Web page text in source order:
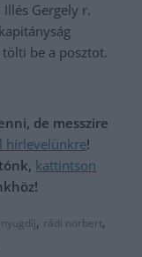
Gergely r.
be a posztot.
de messzire
hírlevelünkre!
kattintson
nyugdíj, rádi norbert,